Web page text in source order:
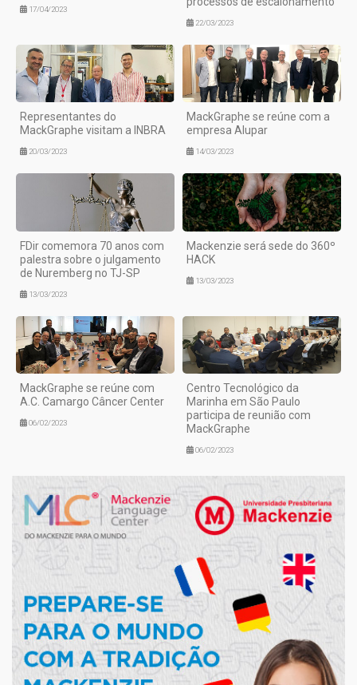
17/04/2023
22/03/2023
Representantes do
MackGraphe visitam a INBRA
20/03/2023
MackGraphe se reúne com a
empresa Alupar
14/03/2023
FDir comemora 70 anos com
palestra sobre o julgamento
de Nuremberg no TJ-SP
13/03/2023
Mackenzie será sede do 360º
HACK
13/03/2023
MackGraphe se reúne com
A.C. Camargo Câncer Center
06/02/2023
Centro Tecnológico da
Marinha em São Paulo
participa de reunião com
MackGraphe
06/02/2023